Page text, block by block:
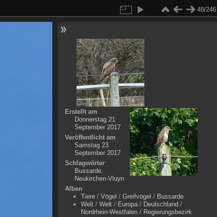
48/246
Erstellt am
Donnerstag 21
September 2017
Veröffentlicht am
Samstag 23
September 2017
Schlagwörter
Bussarde,
Neukirchen-Vluyn
Alben
Tiere/ Vögel / Greifvögel / Bussarde
Welt/ Welt/ Europa/ Deutschland /
Nordrhein-Westfalen/ Regierungsbezirk